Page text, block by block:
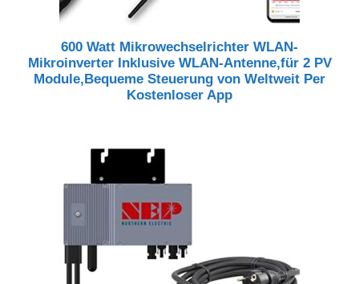
600 Watt Mikrowechselrichter WLAN-
Mikroinverter Inklusive WLAN-Antenne,für 2 PV
Module,Bequeme Steuerung von Weltweit Per
Kostenloser App